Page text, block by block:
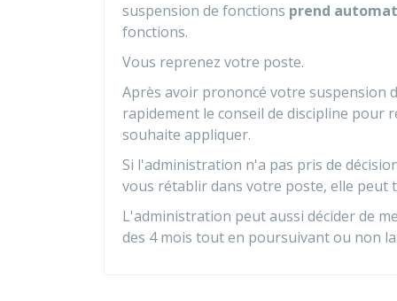
suspension de fonctions prend
fonctions.
Vous reprenez votre poste.
Après avoir prononcé votre suspension
rapidement le conseil de discipline pour
souhaite appliquer.
Si l'administration n'a pas pris de
vous rétablir dans votre poste, elle
L'administration peut aussi décider de
des 4 mois tout en poursuivant ou non